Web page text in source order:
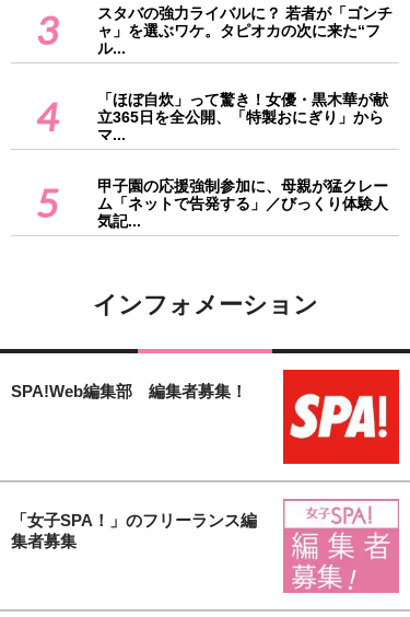
3
スタバの強力ライバルに？ 若者が「ゴンチ
ャ」を選ぶワケ。タピオカの次に来た“フ
ル...
4
「ほぼ自炊」って驚き！女優・黒木華が献
立365日を全公開、「特製おにぎり」から
マ...
5
甲子園の応援強制参加に、母親が猛クレー
ム「ネットで告発する」／びっくり体験人
気記...
インフォメーション
SPA!Web編集部 編集者募集！
「女子SPA！」のフリーランス編
集者募集